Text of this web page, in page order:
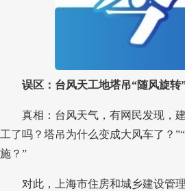
误区：台风天工地塔吊“随风旋转
真相：台风天气，有网民发现，建
工了吗？塔吊为什么变成大风车了？
施？”
对此，上海市住房和城乡建设管理